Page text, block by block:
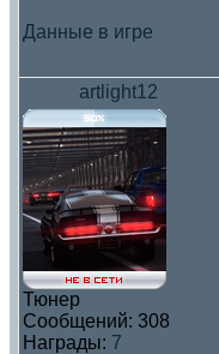
Данные в игре
artlight12
Тюнер
Сообщений: 308
Награды: 7